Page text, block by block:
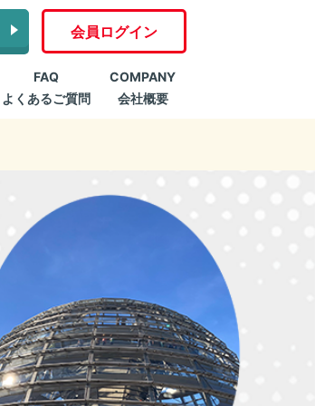
会員ログイン
FAQ
よくあるご質問
COMPANY
会社概要